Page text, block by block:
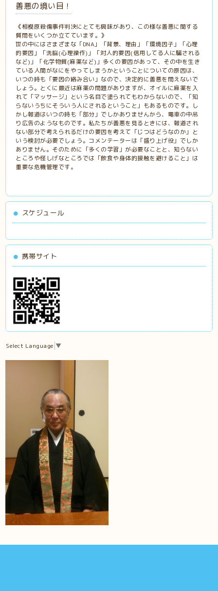
善悪の境い目！
《相模原殺傷事件判決にとても興味があり、この様な善悪に関する
質問をいくつか立てています。》
世の中にはさまざまな「DNA」「背景、理由」「環境因子」「心理
的要因」「洗脳(心理操作)」「対人的要因(信用してる人に騙される
など)」「化学物質(麻薬など)」多くの要因があって、その中を生き
ている人間がなにをやってしまうかということについての原因は、
いつの時も「要因の絡み合い」なので、決定的に善悪を問えないで
しょう。とくに最近は麻薬の問題がありますが、オイルに麻薬を入
れて「マッサージ」という名目で塗られてもわからないので、「知
らないうちにそういう人にされるということ」もあるものです。し
かし報道はいつの時も「部分」でしかありませんから、電車の中吊
り広告のようなものです。私たちが善悪を見るときには、報道され
ない部分で考えられるだけの要因を考えて「じつはどうなのか」と
いう検討が必要でしょう。コメンテーターは「盛り上げ役」でしか
ありません。そのために「多くの学習」が必要なことと、知らない
ところや怪しげなところでは「飲食や身体的接触を避けること」は
重要な危機管理です。
スケジュール
携帯サイト
Select Language ▼